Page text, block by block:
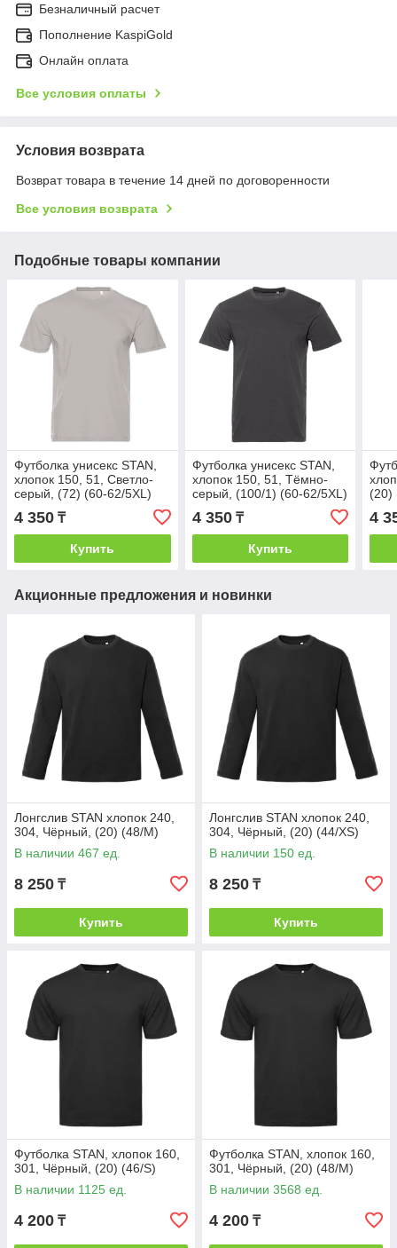
Безналичный расчет
Пополнение KaspiGold
Онлайн оплата
Все условия оплаты
Условия возврата
Возврат товара в течение 14 дней по договоренности
Все условия возврата
Подобные товары компании
Футболка унисекс STAN,
хлопок 150, 51, Светло-
серый, (72) (60-62/5XL)
4 350 ₸
Купить
Футболка унисекс STAN,
хлопок 150, 51, Тёмно-
серый, (100/1) (60-62/5XL)
4 350₸
Купить
(20)
4
Акционные предложения и новинки
Лонгслив STAN хлопок 240,
304, Чёрный, (20) (48/M)
В наличии 467 ед.
8 250 ₸
Купить
Лонгслив STAN хлопок 240,
304, Чёрный, (20) (44/XS)
В наличии 150 ед.
8 250 ₸
Купить
Футболка STAN, хлопок 160,
301, Чёрный, (20) (46/S)
В наличии 1125 ед.
4 200 ₸
Футболка STAN, хлопок 160,
301, Чёрный, (20) (48/M)
В наличии 3568 ед.
4 200 ₸